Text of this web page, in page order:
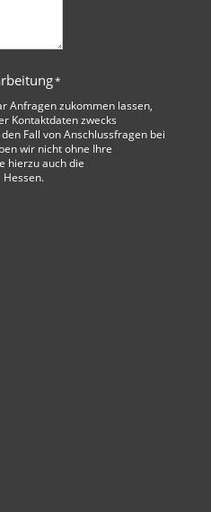
*
Anfragen zukommen lassen,
Kontaktdaten zwecks
Fall von Anschlussfragen bei
wir nicht ohne Ihre
hierzu auch die
Hessen.